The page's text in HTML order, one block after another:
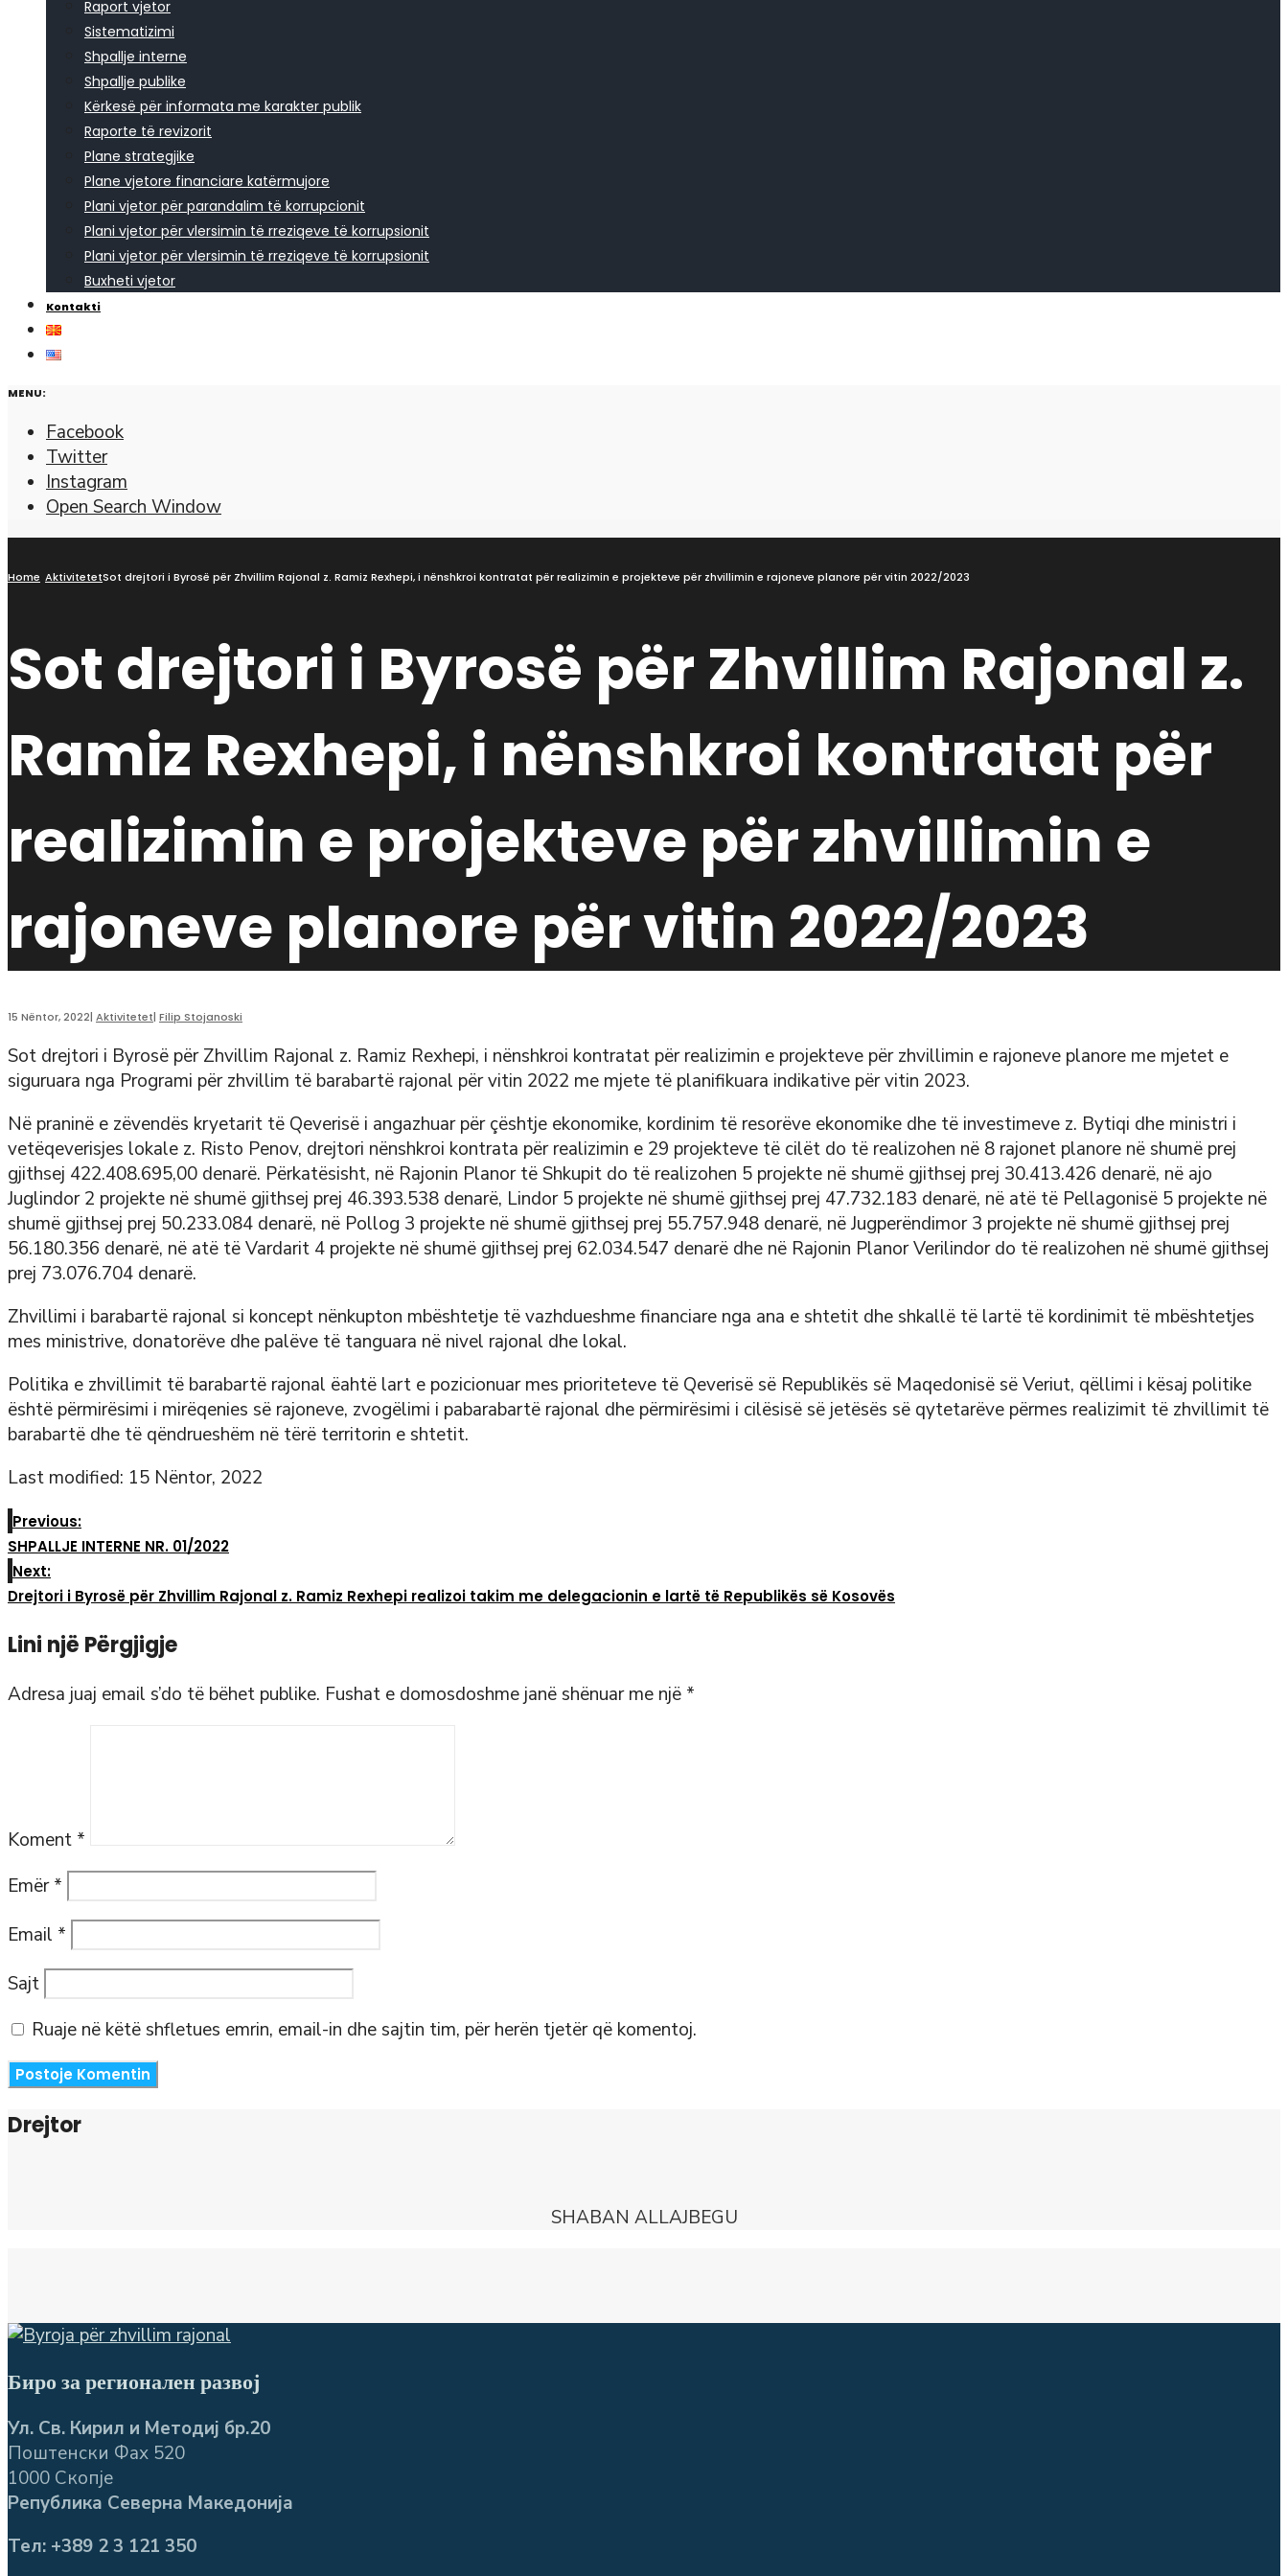
Raport vjetor
Sistematizimi
Shpallje interne
Shpallje publike
Kërkesë për informata me karakter publik
Raporte të revizorit
Plane strategjike
Plane vjetore financiare katërmujore
Plani vjetor për parandalim të korrupcionit
Plani vjetor për vlersimin të rreziqeve të korrupsionit
Plani vjetor për vlersimin të rreziqeve të korrupsionit
Buxheti vjetor
Kontakti
MENU:
Facebook
Twitter
Instagram
Open Search Window
Home AktivitetetSot drejtori i Byrosë për Zhvillim Rajonal z. Ramiz Rexhepi, i nënshkroi kontratat për realizimin e projekteve për zhvillimin e rajoneve planore për vitin 2022/2023
Sot drejtori i Byrosë për Zhvillim Rajonal z.
Ramiz Rexhepi, i nënshkroi kontratat për
realizimin e projekteve për zhvillimin e
rajoneve planore për vitin 2022/2023
15 Nëntor, 2022| Aktivitetet| Filip Stojanoski
Sot drejtori i Byrosë për Zhvillim Rajonal z. Ramiz Rexhepi, i nënshkroi kontratat për realizimin e projekteve për zhvillimin e rajoneve planore me mjetet e
siguruara nga Programi për zhvillim të barabartë rajonal për vitin 2022 me mjete të planifikuara indikative për vitin 2023.
Në praninë e zëvendës kryetarit të Qeverisë i angazhuar për çështje ekonomike, kordinim të resorëve ekonomike dhe të investimeve z. Bytiqi dhe ministri i
vetëqeverisjes lokale z. Risto Penov, drejtori nënshkroi kontrata për realizimin e 29 projekteve të cilët do të realizohen në 8 rajonet planore në shumë prej
gjithsej 422.408.695,00 denarë. Përkatësisht, në Rajonin Planor të Shkupit do të realizohen 5 projekte në shumë gjithsej prej 30.413.426 denarë, në ajo
Juglindor 2 projekte në shumë gjithsej prej 46.393.538 denarë, Lindor 5 projekte në shumë gjithsej prej 47.732.183 denarë, në atë të Pellagonisë 5 projekte në
shumë gjithsej prej 50.233.084 denarë, në Pollog 3 projekte në shumë gjithsej prej 55.757.948 denarë, në Jugperëndimor 3 projekte në shumë gjithsej prej
56.180.356 denarë, në atë të Vardarit 4 projekte në shumë gjithsej prej 62.034.547 denarë dhe në Rajonin Planor Verilindor do të realizohen në shumë gjithsej
prej 73.076.704 denarë.
Zhvillimi i barabartë rajonal si koncept nënkupton mbështetje të vazhdueshme financiare nga ana e shtetit dhe shkallë të lartë të kordinimit të mbështetjes
mes ministrive, donatorëve dhe palëve të tanguara në nivel rajonal dhe lokal.
Politika e zhvillimit të barabartë rajonal ëahtë lart e pozicionuar mes prioriteteve të Qeverisë së Republikës së Maqedonisë së Veriut, qëllimi i kësaj politike
është përmirësimi i mirëqenies së rajoneve, zvogëlimi i pabarabartë rajonal dhe përmirësimi i cilësisë së jetësës së qytetarëve përmes realizimit të zhvillimit të
barabartë dhe të qëndrueshëm në tërë territorin e shtetit.
Last modified: 15 Nëntor, 2022
Previous:
SHPALLJE INTERNE NR. 01/2022
Next:
Drejtori i Byrosë për Zhvillim Rajonal z. Ramiz Rexhepi realizoi takim me delegacionin e lartë të Republikës së Kosovës
Lini një Përgjigje
Adresa juaj email s’do të bëhet publike. Fushat e domosdoshme janë shënuar me një *
Koment *
Emër*
Email *
Sajt
Ruaje në këtë shfletues emrin, email-in dhe sajtin tim, për herën tjetër që komentoj.
Drejtor
SHABAN ALLAJBEGU
Биро за регионален развој
Ул. Св. Кирил и Методиј бр.20
Поштенски Фах 520
1000 Скопје
Република Северна Македонија
Тел: +389 2 3 121 350